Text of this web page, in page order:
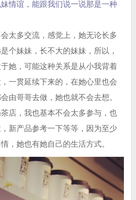
情谊，能跟我们说一说那是一种
太多交流，感觉上，她无论长多
个妹妹，长不大的妹妹，所以，
她，可能这种关系是从小我背着
一贯延续下来的，在她心里也会
由哥哥去做，她也就不会去想。
店，我也基本不会太多参与，也
新产品参考一下等等，因为至少
，她也有她自己的生活方式。